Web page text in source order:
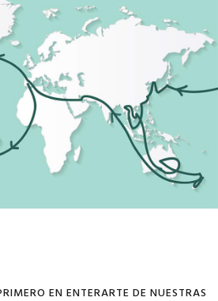
EN ENTERARTE DE NUESTRAS